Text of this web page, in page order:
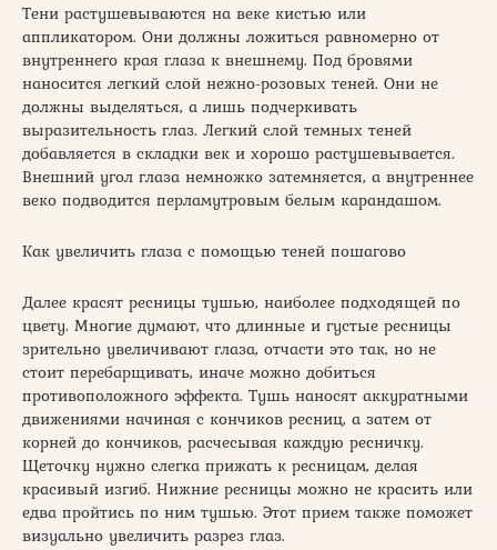
Тени растушевываются на веке кистью или
аппликатором. Они должны ложиться равномерно от
внутреннего края глаза к внешнему. Под бровями
наносится легкий слой нежно-розовых теней. Они не
должны выделяться, а лишь подчеркивать
выразительность глаз. Легкий слой темных теней
добавляется в складки век и хорошо растушевывается.
Внешний угол глаза немножко затемняется, а внутреннее
веко подводится перламутровым белым карандашом.
Как увеличить глаза с помощью теней пошагово
Далее красят ресницы тушью, наиболее подходящей по
цвету. Многие думают, что длинные и густые ресницы
зрительно увеличивают глаза, отчасти это так, но не
стоит перебарщивать, иначе можно добиться
противоположного эффекта. Тушь наносят аккуратными
движениями начиная с кончиков ресниц, а затем от
корней до кончиков, расчесывая каждую ресничку.
Щеточку нужно слегка прижать к ресницам, делая
красивый изгиб. Нижние ресницы можно не красить или
едва пройтись по ним тушью. Этот прием также поможет
визуально увеличить разрез глаз.